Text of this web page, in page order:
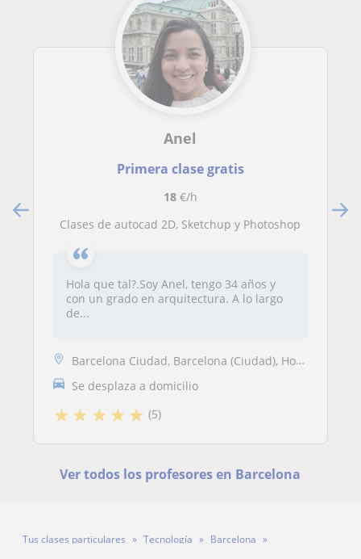
Anel
Primera clase gratis
18€/h
Clases de autocad 2D, Sketchup y Photoshop
Hola que tal?.Soy Anel, tengo 34 años y
con un grado en arquitectura. A lo largo
de...
Barcelona Ciudad, Barcelona (Ciudad), Hospitalet de Llobregat, Sant Ad...
Se desplaza a domicilio
★★ ★★★ (5)
Ver todos los profesores en Barcelona
Tus clases particulares Tecnología
Barcelona